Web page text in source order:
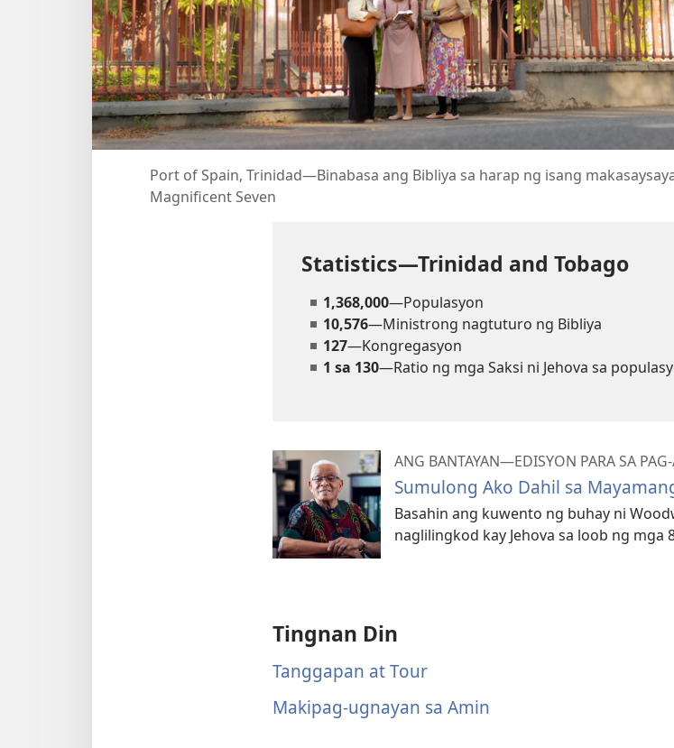
Port of Spain, Trinidad—Binabasa ang Bibliya sa harap ng isang
Magnificent Seven
Statistics—Trinidad and Tobago
1,368,000—Populasyon
10,576—Ministrong nagtuturo ng Bibliya
127—Kongregasyon
1 sa 130—Ratio ng mga Saksi ni Jehova sa
ANG BANTAYAN—EDISYON PARA SA
Sumulong Ako Dahil sa
Basahin ang kuwento ng buhay ni
naglilingkod kay Jehova sa loob ng mga
Tingnan Din
Tanggapan at Tour
Makipag-ugnayan sa Amin